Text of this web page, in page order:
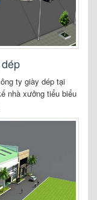
ty giày dép tại
nhà xưởng tiểu biểu